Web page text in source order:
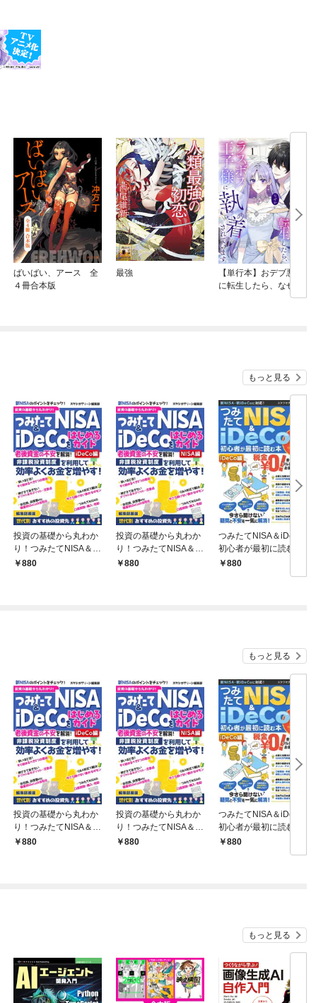
ばいばい、アース 全
４冊合本版
最強
【単行本】おデブ悪女
に転生したら、なぜか
ラスボス王子様に執着
もっと見る
投資の基礎から丸わか
り！つみたてNISA＆iD
eCoをはじめるガイド
880
投資の基礎から丸わか
り！つみたてNISA＆iD
eCoをはじめるガイド
880
つみたてNISA＆iDeCo
初心者が最初に読む本
【iDeCo編】
880
もっと見る
投資の基礎から丸わか
り！つみたてNISA＆iD
eCoをはじめるガイド
880
投資の基礎から丸わか
り！つみたてNISA＆iD
eCoをはじめるガイド
880
つみたてNISA＆iDeCo
初心者が最初に読む本
【iDeCo編】
880
もっと見る